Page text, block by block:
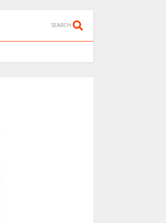
SEARCH